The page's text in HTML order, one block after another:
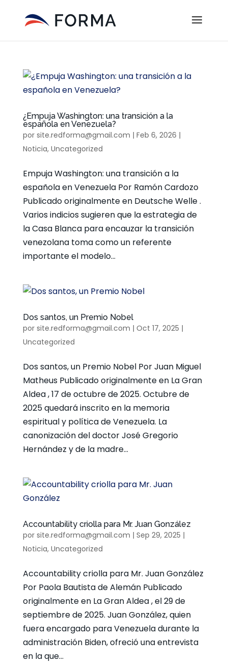
¿Empuja Washington: una transición a la
española en Venezuela?
por site.redforma@gmail.com | Feb 6, 2026 |
Noticia, Uncategorized
Empuja Washington: una transición a la
española en Venezuela Por Ramón Cardozo
Publicado originalmente en Deutsche Welle .
Varios indicios sugieren que la estrategia de
la Casa Blanca para encauzar la transición
venezolana toma como un referente
importante el modelo...
Dos santos, un Premio Nobel
por site.redforma@gmail.com | Oct 17, 2025 |
Uncategorized
Dos santos, un Premio Nobel Por Juan Miguel
Matheus Publicado originalmente en La Gran
Aldea , 17 de octubre de 2025. Octubre de
2025 quedará inscrito en la memoria
espiritual y política de Venezuela. La
canonización del doctor José Gregorio
Hernández y de la madre...
Accountability criolla para Mr. Juan González
por site.redforma@gmail.com | Sep 29, 2025 |
Noticia, Uncategorized
Accountability criolla para Mr. Juan González
Por Paola Bautista de Alemán Publicado
originalmente en La Gran Aldea , el 29 de
septiembre de 2025. Juan González, quien
fuera encargado para Venezuela durante la
administración Biden, ofreció una entrevista
en la que...